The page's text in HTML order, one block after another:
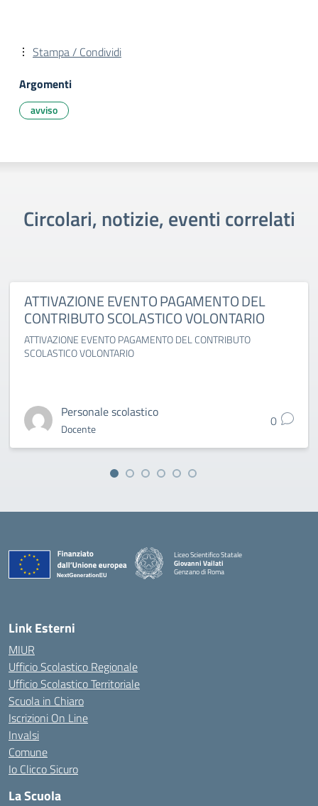
Stampa / Condividi
Argomenti
avviso
Circolari, notizie, eventi correlati
ATTIVAZIONE EVENTO PAGAMENTO DEL
CONTRIBUTO SCOLASTICO VOLONTARIO
ATTIVAZIONE EVENTO PAGAMENTO DEL CONTRIBUTO
SCOLASTICO VOLONTARIO
Personale scolastico
Docente 0
Liceo Scientifico Statale
Giovanni Vailati
Genzano di Roma
Link Esterni
MIUR
Ufficio Scolastico Regionale
Ufficio Scolastico Territoriale
Scuola in Chiaro
Iscrizioni On Line
Invalsi
Comune
Io Clicco Sicuro
La Scuola